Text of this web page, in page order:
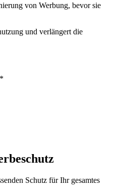
von Werbung, bevor sie
und verlängert die
Schutz für Ihr gesamtes